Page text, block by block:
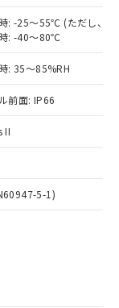
: -25～55℃ (ただし、氷
: -40～80℃
: 35～85%RH
前面: IP66
II
5-1)
る必要が
当社にご
て、当社
当社の製
との取
すること
共同利
る法人を
するこ
証明書
証明す
明する
へお問
ンセル
種